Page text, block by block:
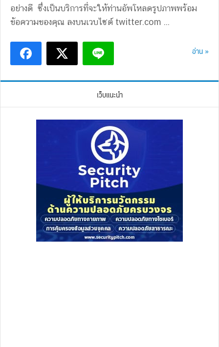
อย่างดี ซึ่งเป็นบริการที่จะให้ท่านอัพโหลดรูปภาพพร้อม
ข้อความของคุณ ลงบนเวบไซต์ twitter.com ...
อ่าน »
เว็บแนะนำ